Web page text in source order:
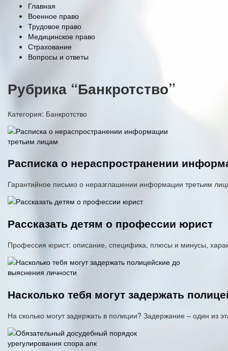
Главная
Военное право
Трудовое право
Медицинское право
Страхование
Вопросы и ответы
Рубрика “Банкротство”
Категория: Банкротство
Расписка о нераспространении
Гарантийное письмо о неразглашении информации третьим
Рассказать детям о профессии юрист
Профессия юрист: описание, специфика, плюсы и минусы,
Насколько тебя могут задержать
На сколько могут задержать в полиции? Задержание – один из